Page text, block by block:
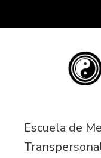
Escuela de